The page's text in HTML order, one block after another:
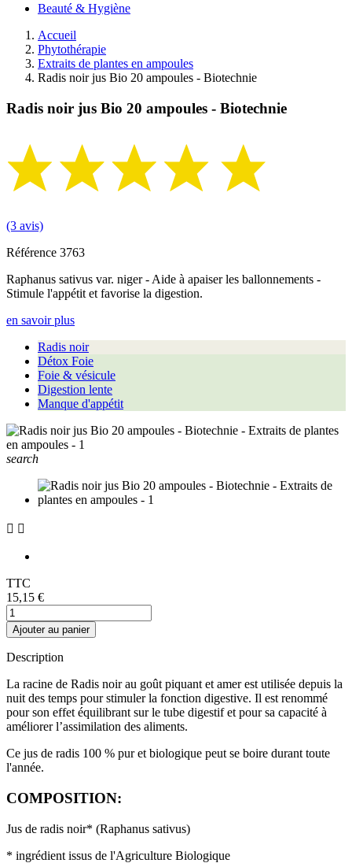
Beauté & Hygiène
Accueil
Phytothérapie
Extraits de plantes en ampoules
Radis noir jus Bio 20 ampoules - Biotechnie
Radis noir jus Bio 20 ampoules - Biotechnie
(3 avis)
Référence 3763
Raphanus sativus var. niger - Aide à apaiser les ballonnements -
Stimule l'appétit et favorise la digestion.
en savoir plus
Radis noir
Détox Foie
Foie & vésicule
Digestion lente
Manque d'appétit
search
 
TTC
15,15 €
Ajouter au panier
Description
La racine de Radis noir au goût piquant et amer est utilisée depuis la
nuit des temps pourstimuler la fonction digestive. Il est renommé
pour son effet équilibrant sur le tube digestif et pour sa capacité à
améliorer l’assimilation des aliments.
Ce jus de radis 100 % pur et biologique peut se boire durant toute
l'année.
COMPOSITION:
Jus de radis noir* (Raphanus sativus)
* ingrédient issus de l'Agriculture Biologique